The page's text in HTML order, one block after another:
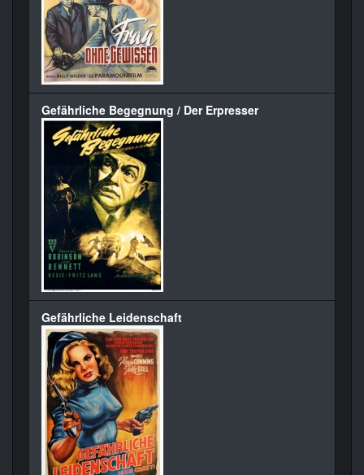
Gefährliche Begegnung / Der Erpresser
Gefährliche Leidenschaft